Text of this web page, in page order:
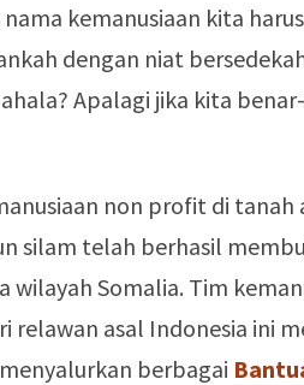
kemanusiaan kita
dengan niat
Apalagi jika kita
non profit di tanah
silam telah berhasil
wilayah Somalia. Tim
relawan asal Indonesia ini
berbagai